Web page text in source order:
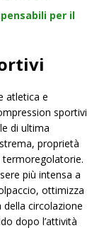
per il
atletica e
sportivi
di ultima
proprietà
termoregolatorie.
più intensa a
ottimizza
circolazione
dopo l’attività